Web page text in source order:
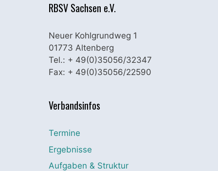
RBSV Sachsen e.V.
Neuer Kohlgrundweg 1
01773 Altenberg
Tel.: + 49(0)35056/32347
Fax: + 49(0)35056/22590
Verbandsinfos
Termine
Ergebnisse
Aufgaben & Struktur